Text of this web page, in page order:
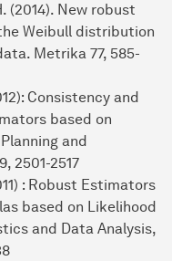
(2014). New robust
Weibull distribution
Metrika 77, 585-
Consistency and
based on
and
2501-2517
: Robust Estimators
based on Likelihood
and Data Analysis,